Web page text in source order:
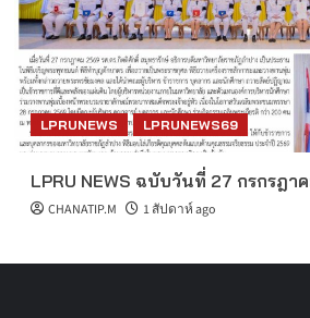
LPRUNEWS LPRUNEWS69
LPRU NEWS ฉบับวันที่ 27 กรกรฎา
CHANATIP.M 1 สัปดาห์ ago